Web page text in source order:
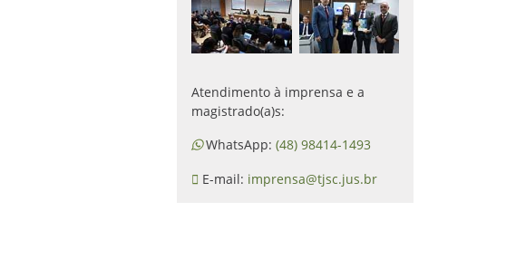
Atendimento à imprensa e a
magistrado(a)s:
WhatsApp: (48) 98414-1493
E-mail: imprensa@tjsc.jus.br